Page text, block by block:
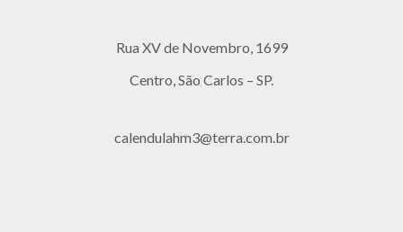
Rua XV de Novembro, 1699
Centro, São Carlos – SP.
calendulahm3@terra.com.br